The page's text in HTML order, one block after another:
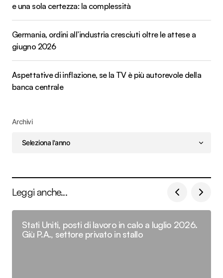
e una sola certezza: la complessità
Germania, ordini all’industria cresciuti oltre le attese a
giugno 2026
Aspettative di inflazione, se la TV è più autorevole della
banca centrale
Archivi
Leggi anche...
Stati Uniti, posti di lavoro in calo a luglio 2026.
Giù P.A., settore privato in stallo